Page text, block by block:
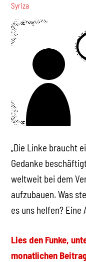
Syriza
„Die Linke braucht
Gedanke
weltweit bei dem
aufzubauen. Was
es uns helfen? Eine
Lies den Funke,
monatlichen